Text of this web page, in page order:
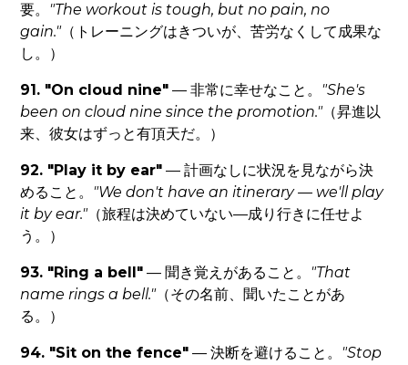
要。 "The workout is tough, but no pain, no
gain."（トレーニングはきついが、苦労なくして成果な
し。）
91. "On cloud nine" — 非常に幸せなこと。 "She's
been on cloud nine since the promotion."（昇進以
来、彼女はずっと有頂天だ。）
92. "Play it by ear" — 計画なしに状況を見ながら決
めること。 "We don't have an itinerary — we'll play
it by ear."（旅程は決めていない—成り行きに任せよ
う。）
93. "Ring a bell" — 聞き覚えがあること。 "That
name rings a bell."（その名前、聞いたことがあ
る。）
94. "Sit on the fence" — 決断を避けること。 "Stop